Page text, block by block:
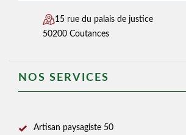
15 rue du palais de justice
50200 Coutances
NOS SERVICES
Artisan paysagiste 50